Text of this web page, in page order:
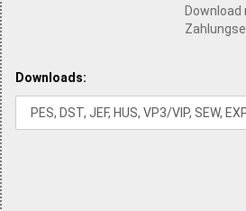
Download
Downloads: